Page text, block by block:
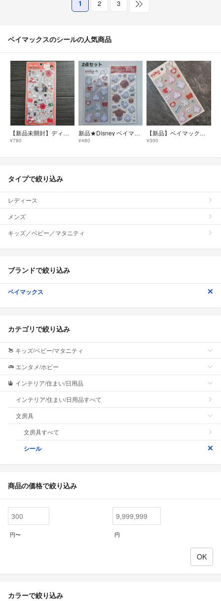
1 2 3
ベイマックスのシールの人気商品
【新品未開封】ディズニー ベイマックス プチドロップステッカー 正規品
¥780
新品★Disney ベイマックス ふわふわ マシュマロシール 立体シール 2点セット
¥480
【新品】ベイマックス ふわふわシール Disney
¥300
タイプで絞り込み
レディース
メンズ
キッズ／ベビー／マタニティ
ブランドで絞り込み
ベイマックス
カテゴリで絞り込み
キッズ/ベビー/マタニティ
エンタメ/ホビー
インテリア/住まい/日用品
インテリア/住まい/日用品すべて
文房具
文房具すべて
シール
商品の価格で絞り込み
円〜 円
カラーで絞り込み